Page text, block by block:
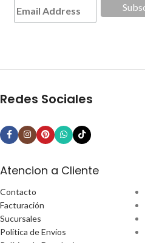
Redes Sociales
Atencion a Cliente
Contacto
Facturación
Sucursales
Política de Envíos